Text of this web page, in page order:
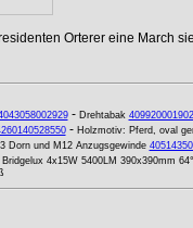
Orterer eine March
- Drehtabak
- Holzmotiv: Pferd, oval
Dorn und M12 Anzugsgewinde
Bridgelux 4x15W 5400LM 390x390mm